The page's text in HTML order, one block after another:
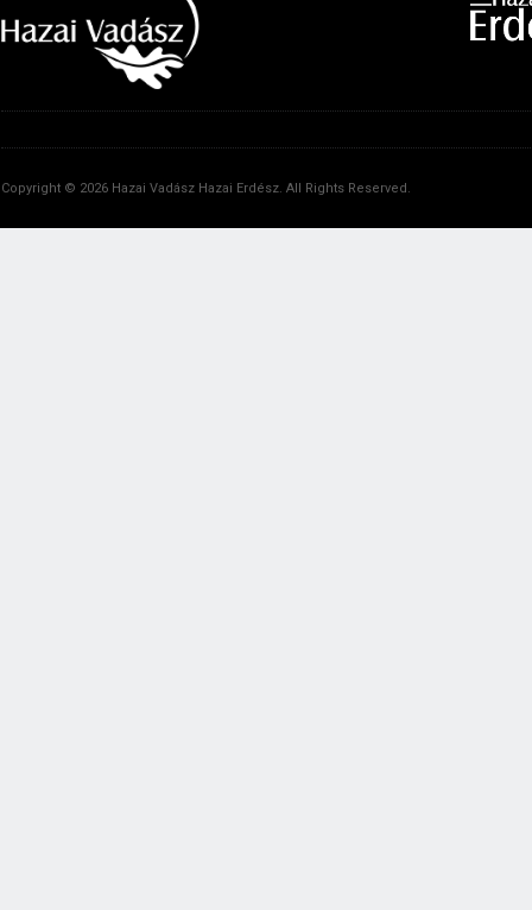
Copyright © 2026 Hazai Vadász Hazai Erdész. All Rights Reserved.